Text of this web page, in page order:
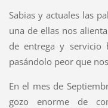
Sabias y actuales las
una de ellas nos
de entrega y servicio
pasándolo peor que
En el mes de
gozo enorme de